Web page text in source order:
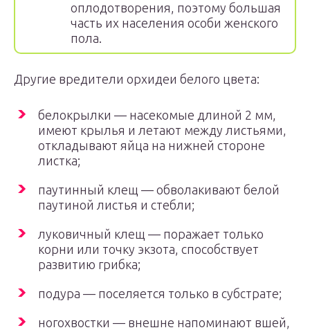
оплодотворения, поэтому большая
часть их населения особи женского
пола.
Другие вредители орхидеи белого цвета:
белокрылки — насекомые длиной 2 мм,
имеют крылья и летают между листьями,
откладывают яйца на нижней стороне
листка;
паутинный клещ — обволакивают белой
паутиной листья и стебли;
луковичный клещ — поражает только
корни или точку экзота, способствует
развитию грибка;
подура — поселяется только в субстрате;
ногохвостки — внешне напоминают вшей,